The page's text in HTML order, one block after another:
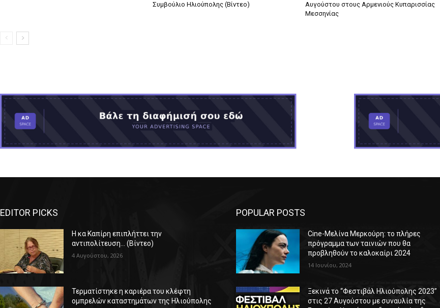
Συμβούλιο Ηλιούπολης (Βίντεο)
Αυγούστου στους Αρμενιούς Κυπαρισσίας
Μεσσηνίας
EDITOR PICKS
Η κα Καπίρη επιπλήττει την
αντιπολίτευση… (Βίντεο)
4 Αυγούστου, 2026
Τερματίστηκε η καριέρα του κλέφτη
ομπρελών καταστημάτων της Ηλιούπολης
POPULAR POSTS
Cine-Μελίνα Μερκούρη: το πλήρες
πρόγραμμα των ταινιών που θα
προβληθούν το καλοκαίρι 2024
14 Ιουνίου, 2024
Ξεκινά το “Φεστιβάλ Ηλιούπολης 2023”
στις 27 Αυγούστου με συναυλία της